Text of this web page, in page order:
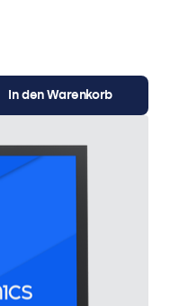
In den Warenkorb